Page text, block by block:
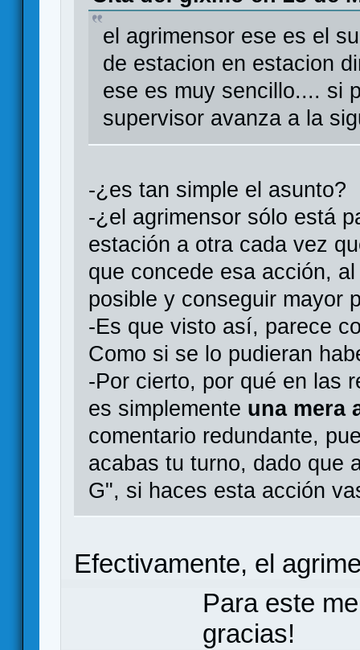
el agrimensor ese es el
de estacion en estacion
ese es muy sencillo.... si
supervisor avanza a la
-¿es tan simple el asunto?
-¿el agrimensor sólo está
estación a otra cada vez
que concede esa acción,
posible y conseguir mayor
-Es que visto así, parece
Como si se lo pudieran
-Por cierto, por qué en las
es simplemente una mera
comentario redundante,
acabas tu turno, dado que
G", si haces esta acción
Efectivamente, el
Para este
gracias!